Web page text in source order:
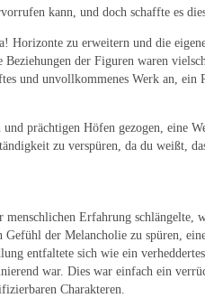
kann, und doch schaffte es
zu erweitern und die
der Figuren waren
und unvollkommenes Werk an,
prächtigen Höfen gezogen, eine
zu verspüren, da du weißt,
Erfahrung
der Melancholie zu spüren,
entfaltete sich wie ein
war. Dies war einfach ein
Charakteren.